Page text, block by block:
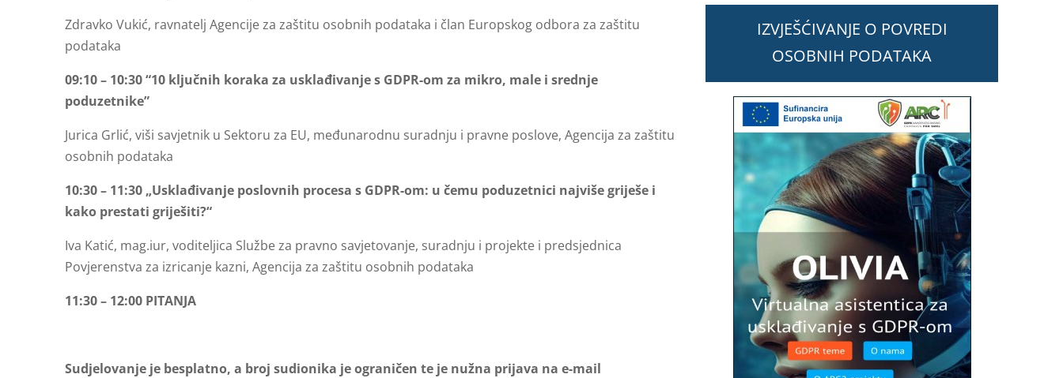
Zdravko Vukić, ravnatelj Agencije za zaštitu osobnih podataka i član Europskog odbora za zaštitu
podataka
09:10 – 10:30 “10 ključnih koraka za usklađivanje s GDPR-om za mikro, male i srednje
poduzetnike”
Jurica Grlić, viši savjetnik u Sektoru za EU, međunarodnu suradnju i pravne poslove, Agencija za zaštitu
osobnih podataka
10:30 – 11:30 „Usklađivanje poslovnih procesa s GDPR-om: u čemu poduzetnici najviše griješe i
kako prestati griješiti?“
Iva Katić, mag.iur, voditeljica Službe za pravno savjetovanje, suradnju i projekte i predsjednica
Povjerenstva za izricanje kazni, Agencija za zaštitu osobnih podataka
11:30 – 12:00 PITANJA
Sudjelovanje je besplatno, a broj sudionika je ograničen te je nužna prijava na e-mail
IZVJEŠĆIVANJE O POVREDI
OSOBNIH PODATAKA